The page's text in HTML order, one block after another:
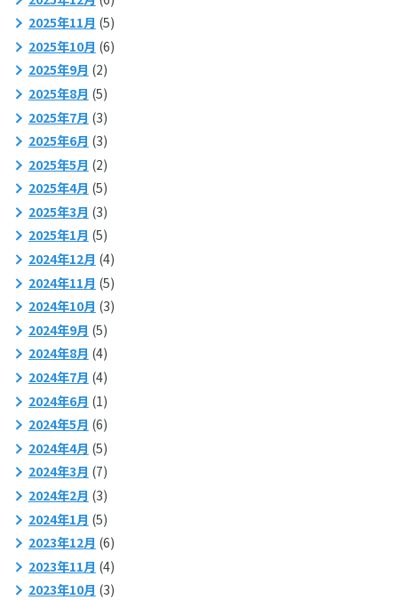
2025年11月 (5)
2025年10月 (6)
2025年9月 (2)
2025年8月 (5)
2025年7月 (3)
2025年6月 (3)
2025年5月 (2)
2025年4月 (5)
2025年3月 (3)
2025年1月 (5)
2024年12月 (4)
2024年11月 (5)
2024年10月 (3)
2024年9月 (5)
2024年8月 (4)
2024年7月 (4)
2024年6月 (1)
2024年5月 (6)
2024年4月 (5)
2024年3月 (7)
2024年2月 (3)
2024年1月 (5)
2023年12月 (6)
2023年11月 (4)
2023年10月 (3)